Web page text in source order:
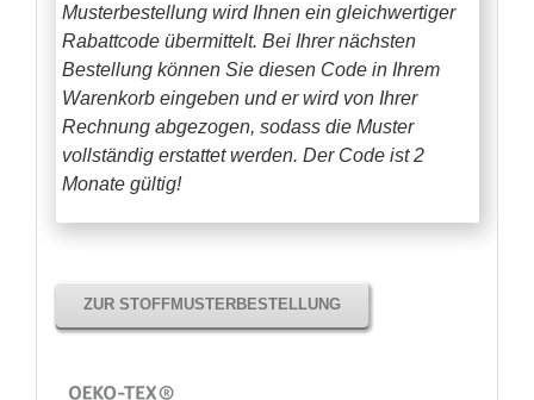
Musterbestellung wird Ihnen ein gleichwertiger
Rabattcode übermittelt. Bei Ihrer nächsten
Bestellung können Sie diesen Code in Ihrem
Warenkorb eingeben und er wird von Ihrer
Rechnung abgezogen, sodass die Muster
vollständig erstattet werden. Der Code ist 2
Monate gültig!
ZUR STOFFMUSTERBESTELLUNG